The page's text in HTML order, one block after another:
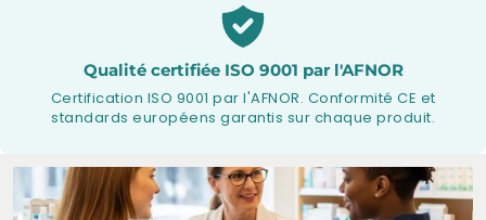
Qualité certifiée ISO 9001 par l'AFNOR
Certification ISO 9001 par l'AFNOR. Conformité CE et
standards européens garantis sur chaque produit.